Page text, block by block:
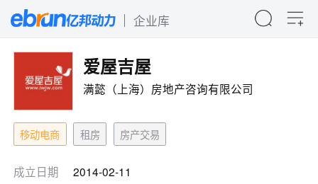
企业库
爱屋吉屋
满懿（上海）房地产咨询有限公司
移动电商 租房 房产交易
成立日期
2014-02-11